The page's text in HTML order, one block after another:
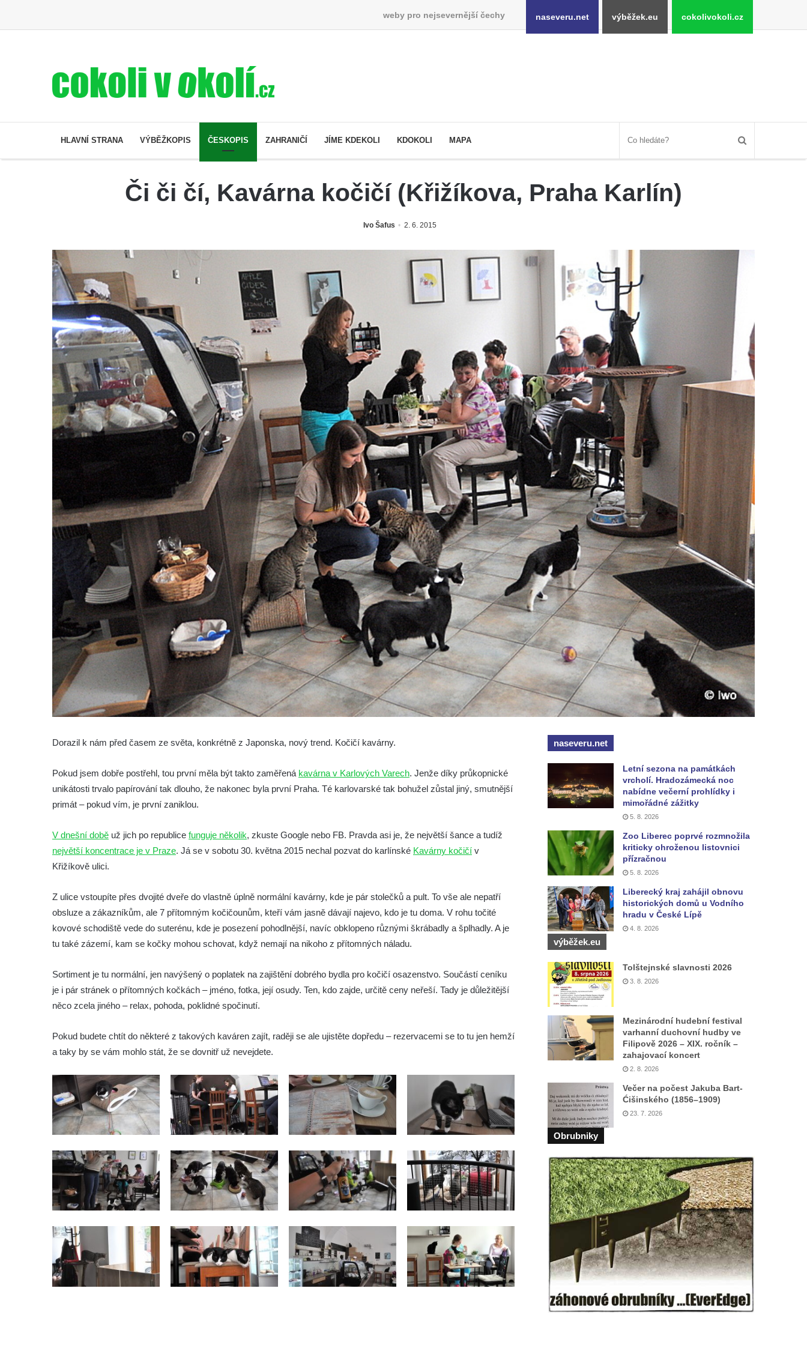
weby pro nejsevernější čechy naseveru.net výběžek.eu cokolivokoli.cz
HLAVNÍ STRANA VÝBĚŽKOPIS ČESKOPIS ZAHRANIČÍ JÍME KDEKOLI KDOKOLI MAPA
Či či čí, Kavárna kočičí (Křižíkova, Praha Karlín)
Ivo Šafus 2. 6. 2015
Dorazil k nám před časem ze světa, konkrétně z Japonska, nový trend. Kočičí kavárny.
Pokud jsem dobře postřehl, tou první měla být takto zaměřená kavárna v Karlových Varech. Jenže díky průkopnické
unikátosti trvalo papírování tak dlouho, že nakonec byla první Praha. Té karlovarské tak bohužel zůstal jiný, smutnější
primát – pokud vím, je první zaniklou.
V dnešní době už jich po republice funguje několik, zkuste Google nebo FB. Pravda asi je, že největší šance a tudíž
největší koncentrace je v Praze. Já se v sobotu 30. května 2015 nechal pozvat do karlínské Kavárny kočičí v
Křižíkově ulici.
Z ulice vstoupíte přes dvojité dveře do vlastně úplně normální kavárny, kde je pár stolečků a pult. To vše ale nepatří
obsluze a zákazníkům, ale 7 přítomným kočičounům, kteří vám jasně dávají najevo, kdo je tu doma. V rohu točité
kovové schodiště vede do suterénu, kde je posezení pohodlnější, navíc obklopeno různými škrábadly a šplhadly. A je
tu také zázemí, kam se kočky mohou schovat, když nemají na nikoho z přítomných náladu.
Sortiment je tu normální, jen navýšený o poplatek na zajištění dobrého bydla pro kočičí osazenstvo. Součástí ceníku
je i pár stránek o přítomných kočkách – jméno, fotka, její osudy. Ten, kdo zajde, určitě ceny neřeší. Tady je důležitější
něco zcela jiného – relax, pohoda, poklidné spočinutí.
Pokud budete chtít do některé z takových kaváren zajít, raději se ale ujistěte dopředu – rezervacemi se to tu jen hemží
a taky by se vám mohlo stát, že se dovnitř už nevejdete.
naseveru.net
Letní sezona na památkách
vrcholí. Hradozámecká noc
nabídne večerní prohlídky i
mimořádné zážitky
5. 8. 2026
Zoo Liberec poprvé rozmnožila
kriticky ohroženou listovnici
přízračnou
5. 8. 2026
Liberecký kraj zahájil obnovu
historických domů u Vodního
hradu v České Lípě
4. 8. 2026
výběžek.eu
Tolštejnské slavnosti 2026
3. 8. 2026
Mezinárodní hudební festival
varhanní duchovní hudby ve
Filipově 2026 – XIX. ročník –
zahajovací koncert
2. 8. 2026
Večer na počest Jakuba Bart-
Ćišinského (1856–1909)
23. 7. 2026
Obrubniky